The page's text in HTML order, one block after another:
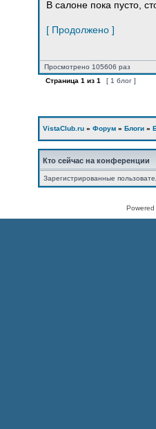
В салоне пока пусто,
[ Продолжено ]
Просмотрено 105606 раз
Страница 1 из 1 [ 1 блог ]
VistaClub.ru » Форум » Блоги »
Кто сейчас на конференции
Зарегистрированные